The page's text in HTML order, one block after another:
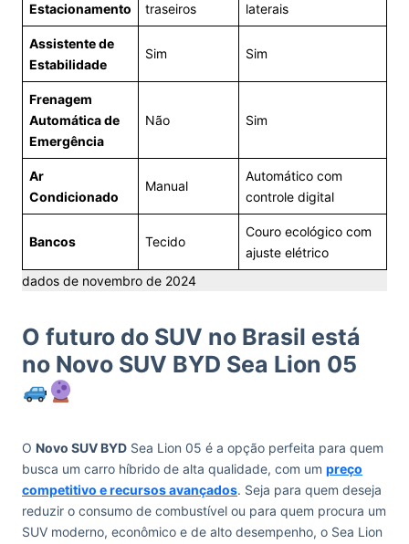
Estacionamento traseiros laterais
Assistente de
Estabilidade
Sim Sim
Frenagem
Automática de
Emergência
Não Sim
Ar
Condicionado
Manual
Automático com
controle digital
Bancos Tecido
Couro ecológico com
ajuste elétrico
dados de novembro de 2024
O futuro do SUV no Brasil está
no Novo SUV BYD Sea Lion 05
O Novo SUV BYD Sea Lion 05 é a opção perfeita para quem
busca um carro híbrido de alta qualidade, com um preço
competitivo e recursos avançados. Seja para quem deseja
reduzir o consumo de combustível ou para quem procura um
SUV moderno, econômico e de alto desempenho, o Sea Lion